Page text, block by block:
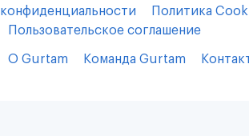
конфиденциальности
Политика
Пользовательское соглашение
О Gurtam Команда Gurtam